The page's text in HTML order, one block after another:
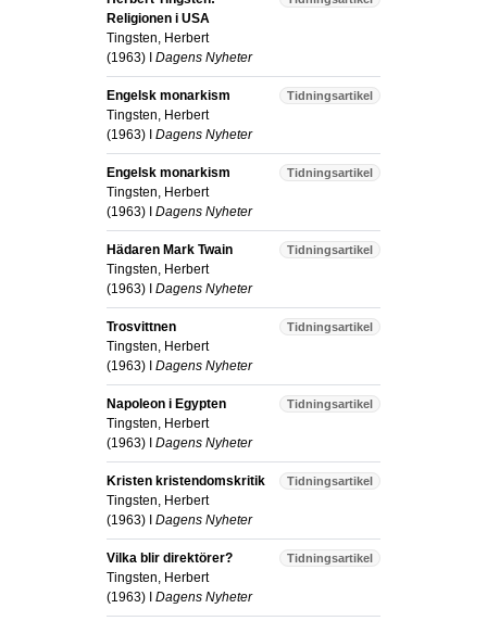
Religionen i USA
Tingsten, Herbert
(1963) I Dagens Nyheter
Tidningsartikel
Engelsk monarkism
Tingsten, Herbert
(1963) I Dagens Nyheter
Tidningsartikel
Engelsk monarkism
Tingsten, Herbert
(1963) I Dagens Nyheter
Tidningsartikel
Hädaren Mark Twain
Tingsten, Herbert
(1963) I Dagens Nyheter
Tidningsartikel
Trosvittnen
Tingsten, Herbert
(1963) I Dagens Nyheter
Tidningsartikel
Napoleon i Egypten
Tingsten, Herbert
(1963) I Dagens Nyheter
Tidningsartikel
Kristen kristendomskritik
Tingsten, Herbert
(1963) I Dagens Nyheter
Tidningsartikel
Vilka blir direktörer?
Tingsten, Herbert
(1963) I Dagens Nyheter